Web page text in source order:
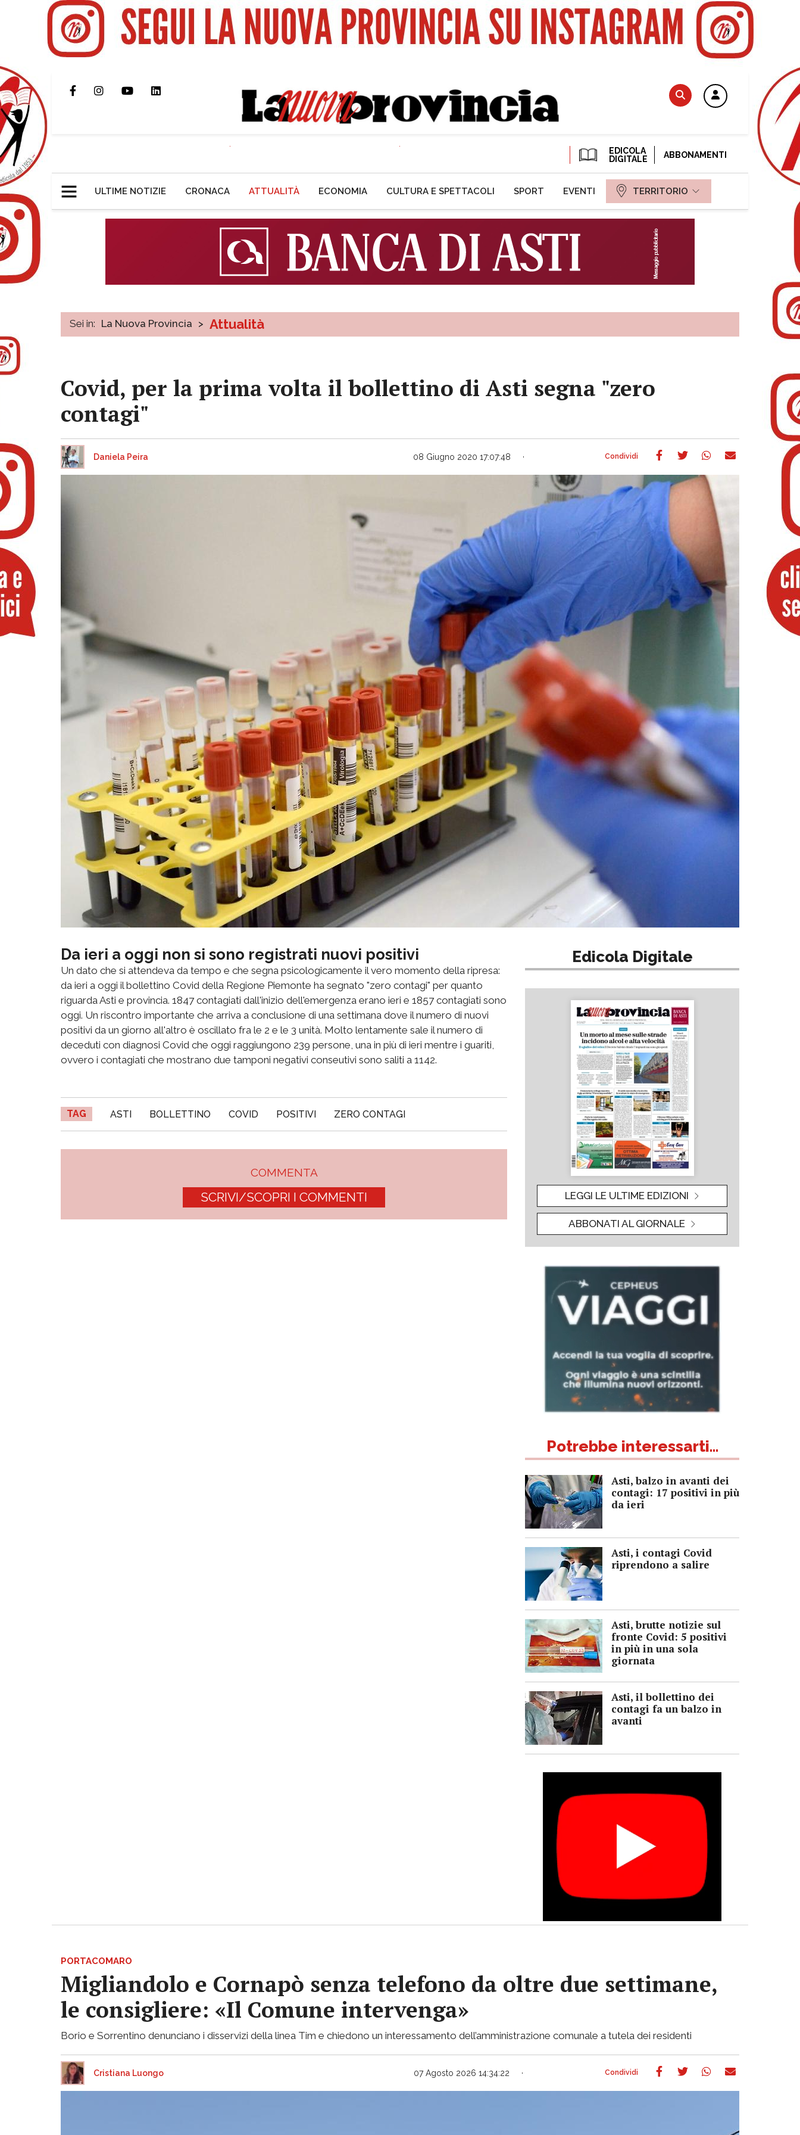
EDICOLA
DIGITALE
ABBONAMENTI
ULTIME NOTIZIE CRONACA ATTUALITÀ ECONOMIA CULTURA E SPETTACOLI SPORT EVENTI TERRITORIO
Sei in: La Nuova Provincia > Attualità
Covid, per la prima volta il bollettino di Asti segna "zero
contagi"
Daniela Peira 08 Giugno 2020 17:07:48
Da ieri a oggi non si sono registrati nuovi positivi
Un dato che si attendeva da tempo e che segna psicologicamente il vero momento della ripresa:
da ieri a oggi il bollettino Covid della Regione Piemonte ha segnato "zero contagi" per quanto
riguarda Asti e provincia. 1847 contagiati dall'inizio dell'emergenza erano ieri e 1857 contagiati sono
oggi. Un riscontro importante che arriva a conclusione di una settimana dove il numero di nuovi
positivi da un giorno all'altro è oscillato fra le 2 e le 3 unità. Molto lentamente sale il numero di
deceduti con diagnosi Covid che oggi raggiungono 239 persone, una in più di ieri mentre i guariti,
ovvero i contagiati che mostrano due tamponi negativi conseutivi sono saliti a 1142.
TAG ASTI BOLLETTINO COVID POSITIVI ZERO CONTAGI
COMMENTA
SCRIVI/SCOPRI I COMMENTI
Edicola Digitale
LEGGI LE ULTIME EDIZIONI
ABBONATI AL GIORNALE
Potrebbe interessarti...
Asti, balzo in avanti dei
contagi: 17 positivi in più
da ieri
Asti, i contagi Covid
riprendono a salire
Asti, brutte notizie sul
fronte Covid: 5 positivi
in più in una sola
giornata
Asti, il bollettino dei
contagi fa un balzo in
avanti
PORTACOMARO
Migliandolo e Cornapò senza telefono da oltre due settimane,
le consigliere: «Il Comune intervenga»
Borio e Sorrentino denunciano i disservizi della linea Tim e chiedono un interessamento dell’amministrazione comunale a tutela dei residenti
Cristiana Luongo 07 Agosto 2026 14:34:22